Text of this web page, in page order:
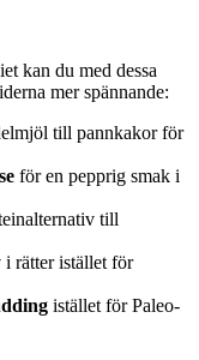
kan du med dessa
mer spännande:
till pannkakor för
för en pepprig smak i
till
i rätter istället för
istället för Paleo-